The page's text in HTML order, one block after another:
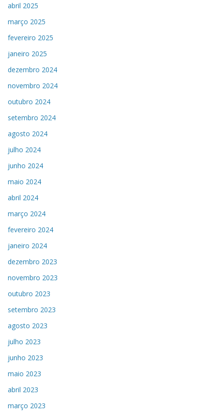
abril 2025
março 2025
fevereiro 2025
janeiro 2025
dezembro 2024
novembro 2024
outubro 2024
setembro 2024
agosto 2024
julho 2024
junho 2024
maio 2024
abril 2024
março 2024
fevereiro 2024
janeiro 2024
dezembro 2023
novembro 2023
outubro 2023
setembro 2023
agosto 2023
julho 2023
junho 2023
maio 2023
abril 2023
março 2023